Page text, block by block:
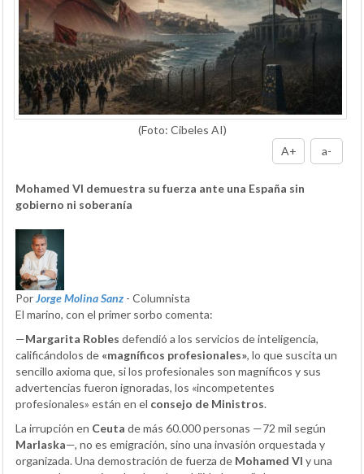
(Foto: Cibeles AI)
A+
a-
Mohamed VI demuestra su fuerza ante una España sin
gobierno ni soberanía
PorJorge Molina Sanz - Columnista
El marino, con el primer sorbo comenta:
—Margarita Robles defendió a los servicios de inteligencia,
calificándolos de «magníficos profesionales», lo que suscita un
sencillo axioma que, si los profesionales son magníficos y sus
advertencias fueron ignoradas, los «incompetentes
profesionales» están en el consejo de Ministros.
La irrupción en Ceuta de más 60.000 personas —72 mil según
Marlaska—, no es emigración, sino una invasión orquestada y
organizada. Una demostración de fuerza de Mohamed VI y una